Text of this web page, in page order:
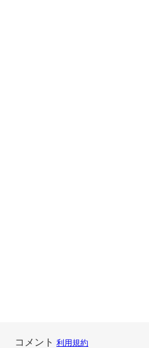
先代猫・くろちゃん。元野良猫だったく